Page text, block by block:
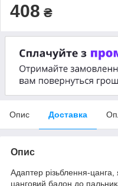
408 ₴
Опис Доставка
Опис
Адаптер різьблення-цанга,
цанговий балон до